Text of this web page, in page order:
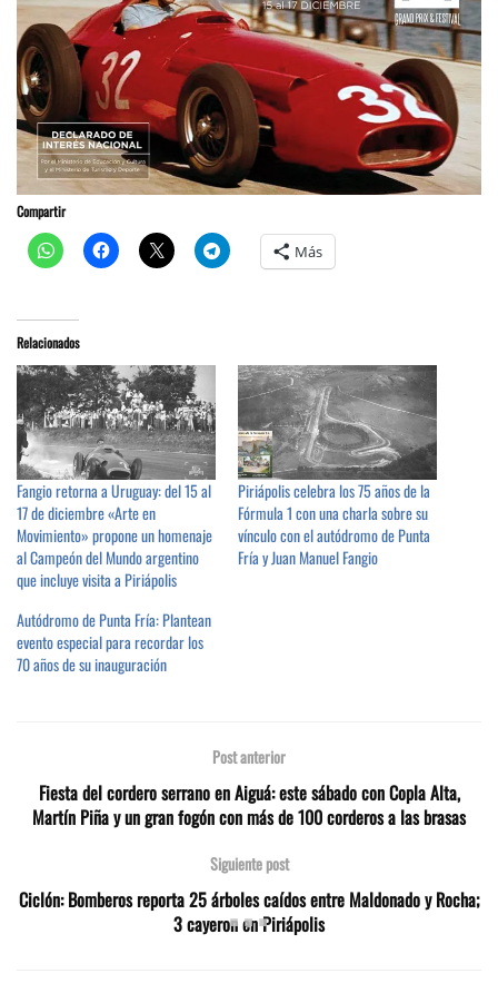
Compartir
Más
Relacionados
Fangio retorna a Uruguay: del 15 al
17 de diciembre «Arte en
Movimiento» propone un homenaje
al Campeón del Mundo argentino
que incluye visita a Piriápolis
Piriápolis celebra los 75 años de la
Fórmula 1 con una charla sobre su
vínculo con el autódromo de Punta
Fría y Juan Manuel Fangio
Autódromo de Punta Fría: Plantean
evento especial para recordar los
70 años de su inauguración
Post anterior
Fiesta del cordero serrano en Aiguá: este sábado con Copla Alta,
Martín Piña y un gran fogón con más de 100 corderos a las brasas
Siguiente post
Ciclón: Bomberos reporta 25 árboles caídos entre Maldonado y Rocha;
3 cayeron en Piriápolis